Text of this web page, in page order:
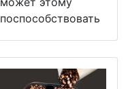
поспособствовать